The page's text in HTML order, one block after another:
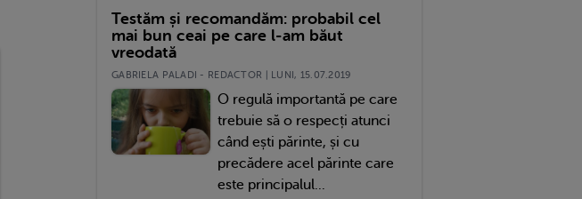
Testăm și recomandăm: probabil cel
mai bun ceai pe care l-am băut
vreodată
GABRIELA PALADI - REDACTOR | LUNI, 15.07.2019
O regulă importantă pe care
trebuie să o respecți atunci
când ești părinte, și cu
precădere acel părinte care
este principalul...